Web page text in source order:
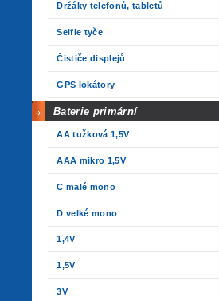
Držáky telefonů, tabletů
Selfie tyče
Čističe displejů
GPS lokátory
Baterie primární
AA tužková 1,5V
AAA mikro 1,5V
C malé mono
D velké mono
1,4V
1,5V
3V